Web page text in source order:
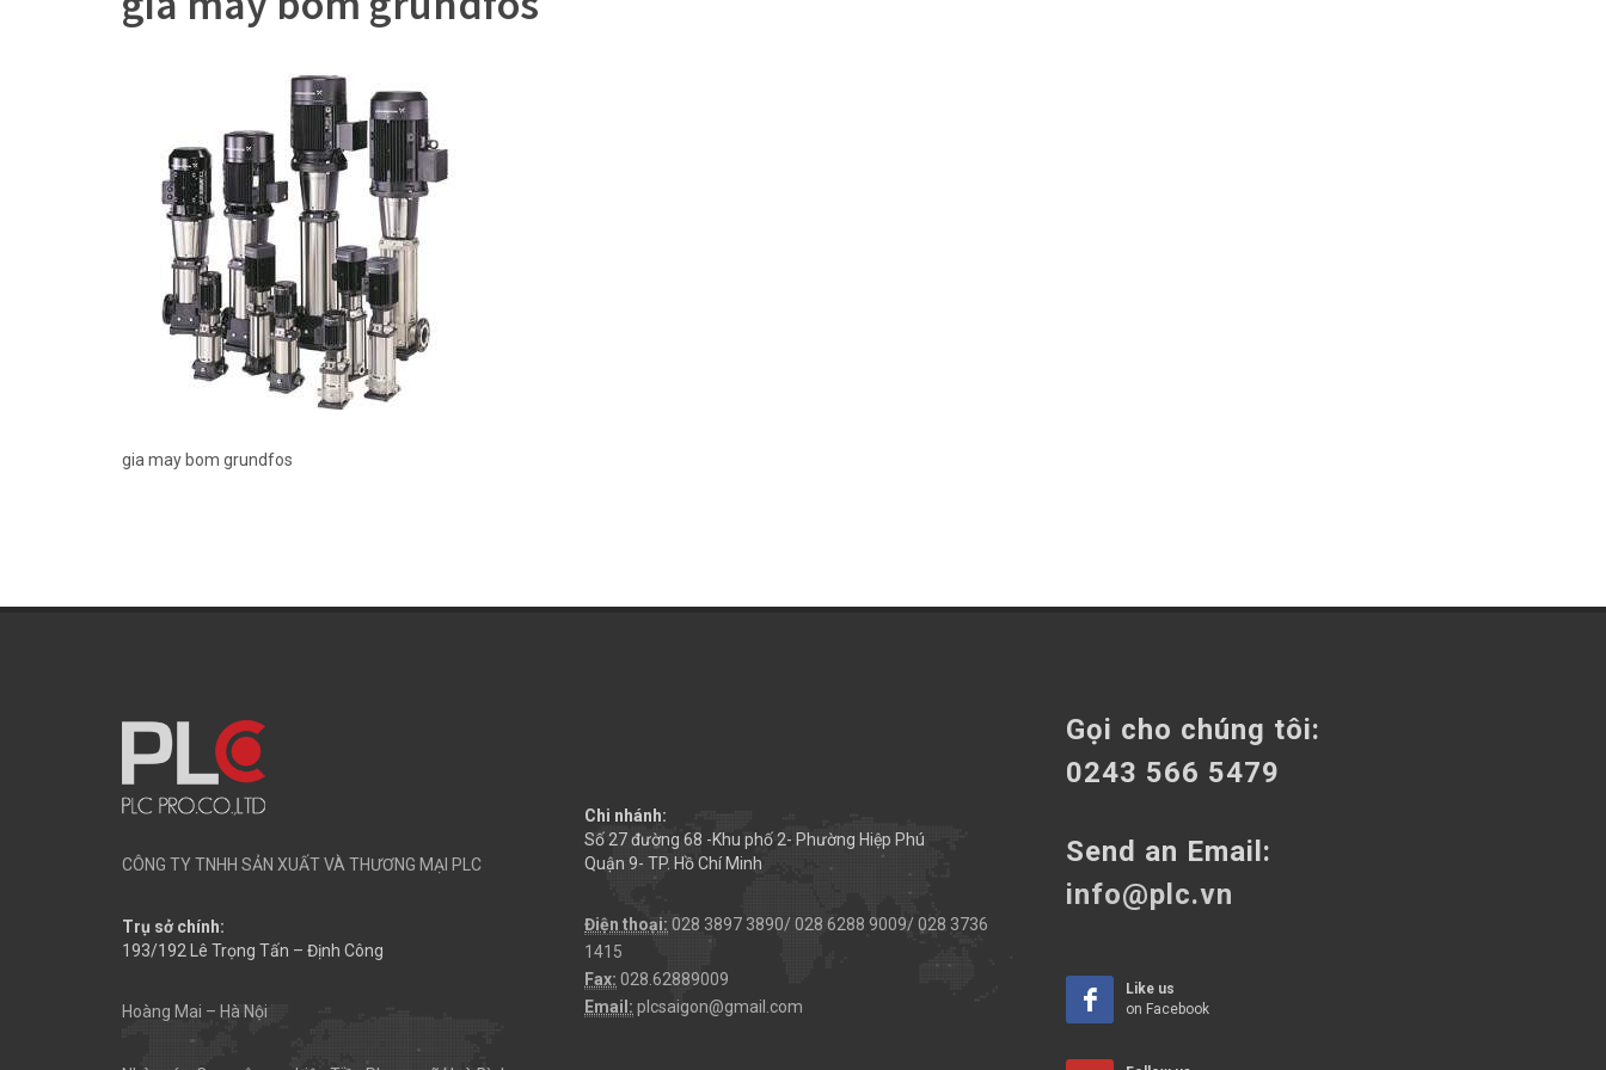
gia may bom grundfos
CÔNG TY TNHH SẢN XUẤT VÀ THƯƠNG MẠI PLC
Trụ sở chính:
193/192 Lê Trọng Tấn – Định Công
Hoàng Mai – Hà Nội
Chi nhánh:
Số 27 đường 68 -Khu phố 2- Phường Hiệp Phú
Quận 9- TP. Hồ Chí Minh
Điện thoại: 028 3897 3890/ 028 6288 9009/ 028 3736
1415
Fax: 028.62889009
Email: plcsaigon@gmail.com
Gọi cho chúng tôi:
0243 566 5479
Send an Email:
info@plc.vn
Like us
on Facebook